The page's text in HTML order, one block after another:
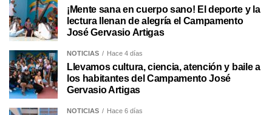
¡Mente sana en cuerpo sano! El deporte y la
lectura llenan de alegría el Campamento
José Gervasio Artigas
NOTICIAS Hace 4 días
Llevamos cultura, ciencia, atención y baile a
los habitantes del Campamento José
Gervasio Artigas
NOTICIAS Hace 6 días